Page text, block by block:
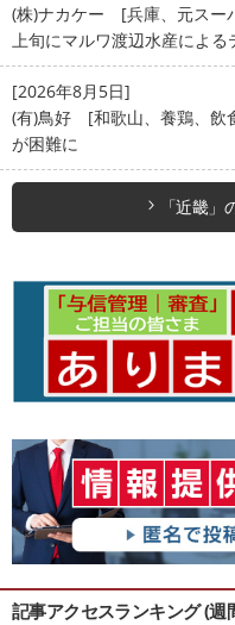
(株)ナカケー [兵庫、元スー
上旬にマルワ渡辺水産によ
[2026年8月5日]
(有)鳥好 [和歌山、養鶏、飲
が困難に
「近畿
記事アクセスランキング (週